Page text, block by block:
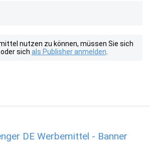
nutzen zu können, müssen Sie sich
sich als Publisher anmelden
DE Werbemittel - Banner